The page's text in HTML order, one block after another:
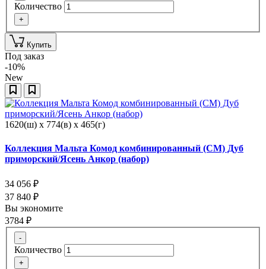
Количество
+
Купить
Под заказ
-10%
New
1620(ш) x 774(в) x 465(г)
Коллекция Мальта Комод комбинированный (СМ) Дуб
приморский/Ясень Анкор (набор)
34 056 ₽
37 840 ₽
Вы экономите
3784 ₽
-
Количество
+